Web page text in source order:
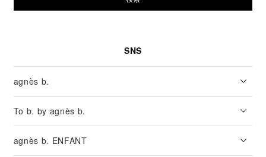
SNS
agnès b.
To b. by agnès b.
agnès b. ENFANT